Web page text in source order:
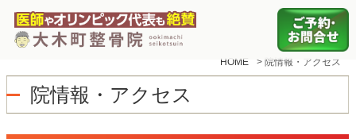
HOME >院情報・アクセス
院情報・アクセス